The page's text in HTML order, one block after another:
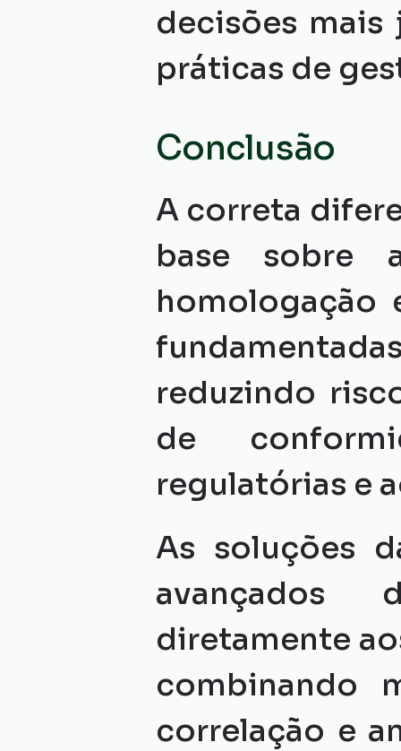
decisões mais
práticas de
Conclusão
A correta
base sobre
homologação
reduzindo
de
regulatórias e
As soluções
avançados
diretamente
combinando
correlação e